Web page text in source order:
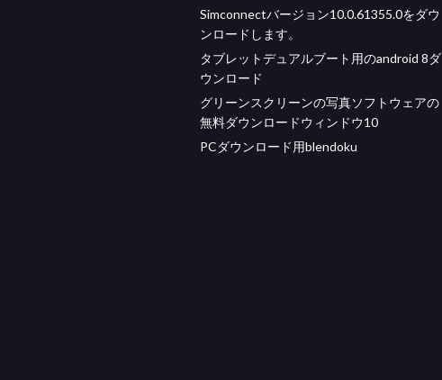
Simconnectバージョン10.0.61355.0をダウ
ンロードします。
タブレットデュアルブート用のandroid 8ダ
ウンロード
グリーンスクリーンの写真ソフトウェアの
無料ダウンロードウィンドウ10
PCダウンロード用blendoku